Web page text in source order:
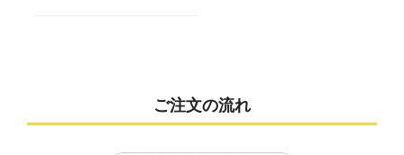
ご注文の流れ